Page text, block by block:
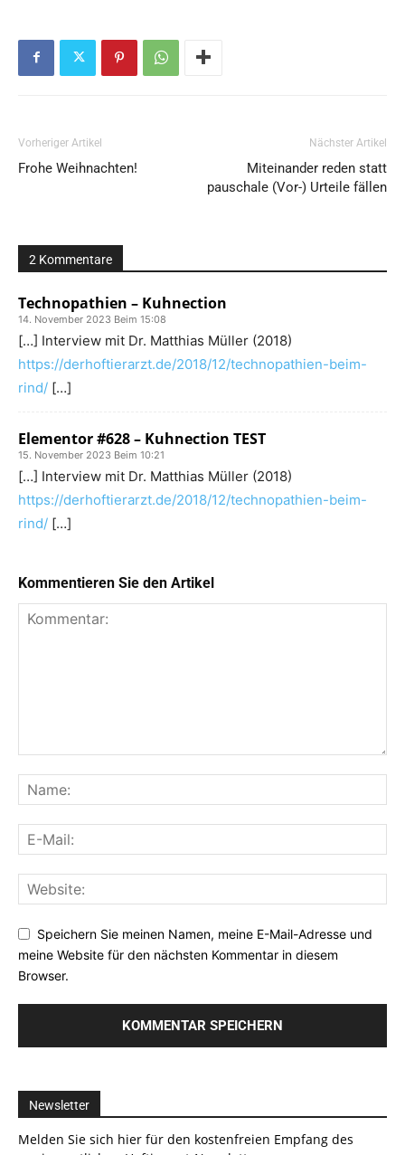
Vorheriger Artikel
Frohe Weihnachten!
Nächster Artikel
Miteinander reden statt
pauschale (Vor-) Urteile fällen
2 Kommentare
Technopathien – Kuhnection
14. November 2023 Beim 15:08
[…] Interview mit Dr. Matthias Müller (2018)
https://derhoftierarzt.de/2018/12/technopathien-beim-
rind/ […]
Elementor #628 – Kuhnection TEST
15. November 2023 Beim 10:21
[…] Interview mit Dr. Matthias Müller (2018)
https://derhoftierarzt.de/2018/12/technopathien-beim-
rind/ […]
Kommentieren Sie den Artikel
Speichern Sie meinen Namen, meine E-Mail-Adresse und
meine Website für den nächsten Kommentar in diesem
Browser.
Newsletter
Melden Sie sich hier für den kostenfreien Empfang des